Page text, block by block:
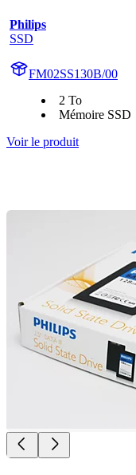
Philips
SSD
FM02SS130B/00
2 To
Mémoire SSD
Voir le produit